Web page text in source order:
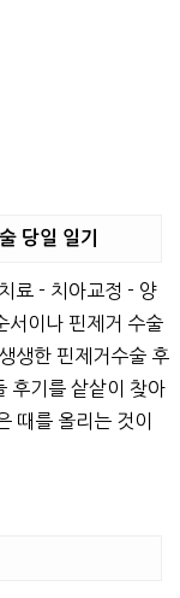
당일 일기
료 - 치아교정 - 양
서이나 핀제거 수술
생한 핀제거수술 후
후기를 샅샅이 찾아
때를 올리는 것이